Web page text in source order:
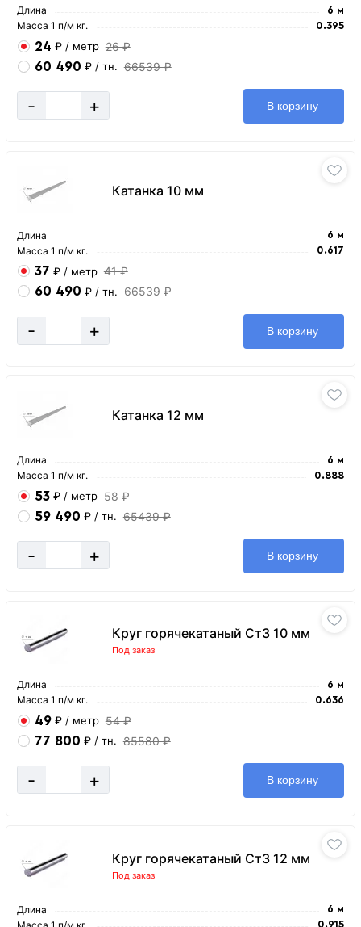
Длина 6 м
Масса 1 п/м кг. 0.395
24 ₽ / метр 26 ₽
60 490 ₽ / тн. 66539 ₽
- + В корзину
Катанка 10 мм
Длина 6 м
Масса 1 п/м кг. 0.617
37 ₽ / метр 41 ₽
60 490 ₽ / тн. 66539 ₽
- + В корзину
Катанка 12 мм
Длина 6 м
Масса 1 п/м кг. 0.888
53 ₽ / метр 58 ₽
59 490 ₽ / тн. 65439 ₽
- + В корзину
Круг горячекатаный Ст3 10 мм
Под заказ
Длина 6 м
Масса 1 п/м кг. 0.636
49 ₽ / метр 54 ₽
77 800 ₽ / тн. 85580 ₽
- + В корзину
Круг горячекатаный Ст3 12 мм
Под заказ
Длина 6 м
0.915